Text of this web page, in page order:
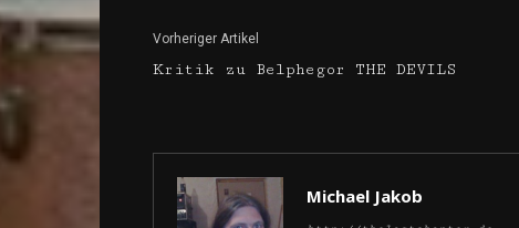
Vorheriger Artikel
Kritik zu Belphegor THE DEVILS
Michael Jakob